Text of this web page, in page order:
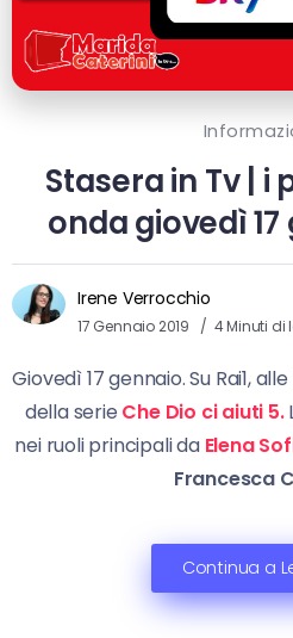
Stasera in Tv |
onda giovedì 17
Irene Verrocchio
17 Gennaio 2019 4 Minuti di
Giovedì 17 gennaio. Su Rai1,
della serie Che Dio ci aiuti 5.
nei ruoli principali da Elena
Francesca
Continua a